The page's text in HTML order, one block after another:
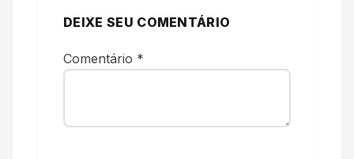
DEIXE SEU COMENTÁRIO
Comentário *